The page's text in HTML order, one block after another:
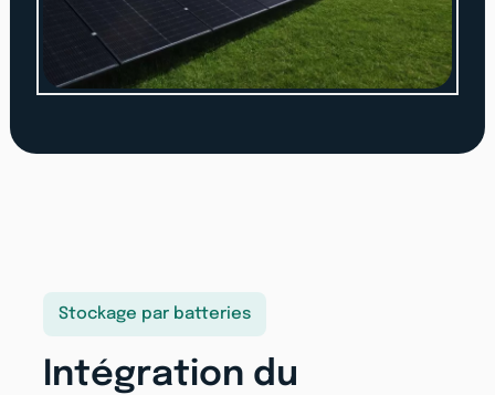
Stockage par batteries
Intégration du